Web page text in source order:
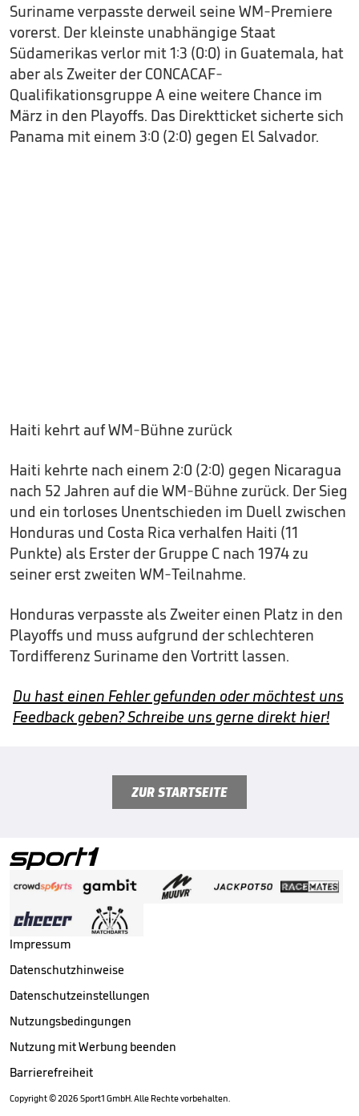
Suriname verpasste derweil seine WM-Premiere
vorerst. Der kleinste unabhängige Staat
Südamerikas verlor mit 1:3 (0:0) in Guatemala, hat
aber als Zweiter der CONCACAF-
Qualifikationsgruppe A eine weitere Chance im
März in den Playoffs. Das Direktticket sicherte sich
Panama mit einem 3:0 (2:0) gegen El Salvador.
Haiti kehrt auf WM-Bühne zurück
Haiti kehrte nach einem 2:0 (2:0) gegen Nicaragua
nach 52 Jahren auf die WM-Bühne zurück. Der Sieg
und ein torloses Unentschieden im Duell zwischen
Honduras und Costa Rica verhalfen Haiti (11
Punkte) als Erster der Gruppe C nach 1974 zu
seiner erst zweiten WM-Teilnahme.
Honduras verpasste als Zweiter einen Platz in den
Playoffs und muss aufgrund der schlechteren
Tordifferenz Suriname den Vortritt lassen.
Du hast einen Fehler gefunden oder möchtest uns
Feedback geben? Schreibe uns gerne direkt hier!
ZUR STARTSEITE
Impressum
Datenschutzhinweise
Datenschutzeinstellungen
Nutzungsbedingungen
Nutzung mit Werbung beenden
Barrierefreiheit
Copyright ©2026 Sport1 GmbH. Alle Rechte vorbehalten.